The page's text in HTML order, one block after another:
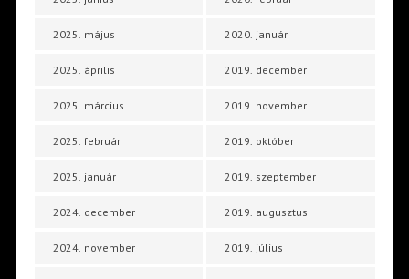
2025. május
2025. április
2025. március
2025. február
2025. január
2024. december
2024. november
2020. január
2019. december
2019. november
2019. október
2019. szeptember
2019. augusztus
2019. július